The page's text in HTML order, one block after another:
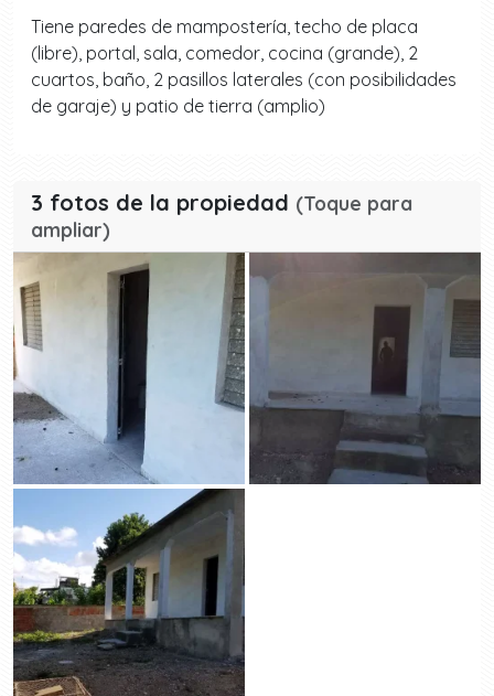
Tiene paredes de mampostería, techo de placa
(libre), portal, sala, comedor, cocina (grande), 2
cuartos, baño, 2 pasillos laterales (con posibilidades
de garaje) y patio de tierra (amplio)
3 fotos de la propiedad (Toque para
ampliar)